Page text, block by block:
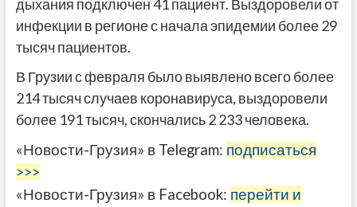
дыхания подключен 41 пациент. Выздоровели от
инфекции в регионе с начала эпидемии более 29
тысяч пациентов.
В Грузии с февраля было выявлено всего более
214 тысяч случаев коронавируса, выздоровели
более 191 тысяч, скончались 2 233 человека.
«Новости-Грузия» в Telegram: подписаться
>>>
«Новости-Грузия» в Facebook: перейти и